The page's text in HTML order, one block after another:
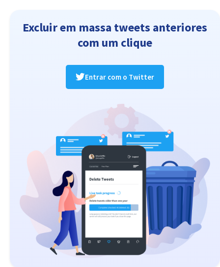
Excluir em massa tweets anteriores
com um clique
Entrar com o Twitter